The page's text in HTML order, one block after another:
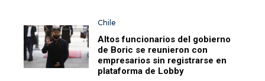
Chile
Altos funcionarios del gobierno
de Boric se reunieron con
empresarios sin registrarse en
plataforma de Lobby